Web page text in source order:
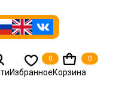
Избранное
0
Корзина
0